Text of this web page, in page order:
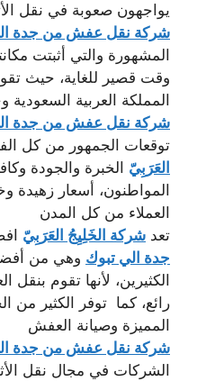
يواجهون صعوبة في نقل
شركة نقل عفش من جدة
المشهورة والتي أثبتت
وقت قصير للغاية، حيث
المملكة العربية
شركة نقل عفش من جدة
توقعات الجمهور من كل
العَرَبِيّ الخبرة والجودة
المواطنون، أسعار
العملاء من كل المدن
تعد شركة الخَلِيِجُ العَرَبِيّ
جدة الي تبوك وهي من
الكثيرين، لأنها تقوم
رائع، كما توفر الكثير من
المميزة وصيانة العفش
شركة نقل عفش من جدة
الشركات في مجال نقل